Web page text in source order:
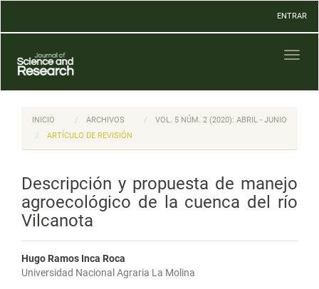
Contenido
Barra
lateral
ENTRAR
INICIO ARCHIVOS
VOL. 5 NÚM. 2 (2020): ABRIL - JUNIO
ARTÍCULO DE REVISIÓN
Descripción y propuesta de manejo
agroecológico de la cuenca del río
Vilcanota
Hugo Ramos Inca Roca
Universidad Nacional Agraria La Molina